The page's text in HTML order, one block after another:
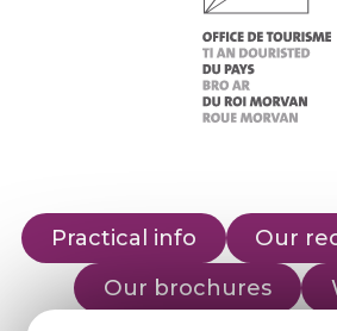
Practical info
Our
Our brochures